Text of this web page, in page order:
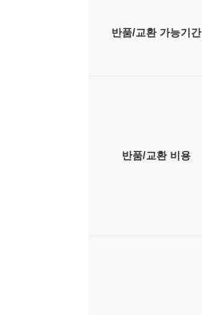
반품/교환 가능기간
반품/교환 비용